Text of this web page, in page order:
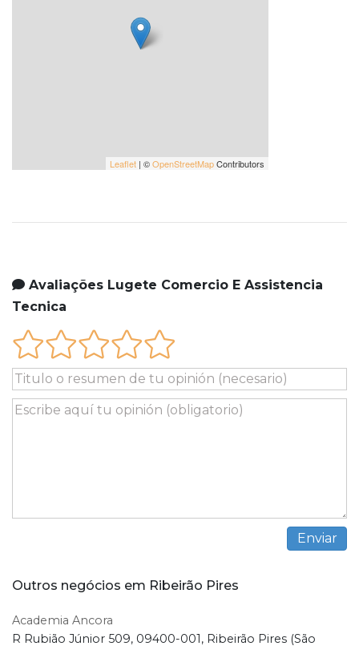
Leaflet | ©OpenStreetMapContributors
Avaliações Lugete Comercio E Assistencia
Tecnica
Outros negócios em Ribeirão Pires
Academia Ancora
R Rubião Júnior 509, 09400-001, Ribeirão Pires (São